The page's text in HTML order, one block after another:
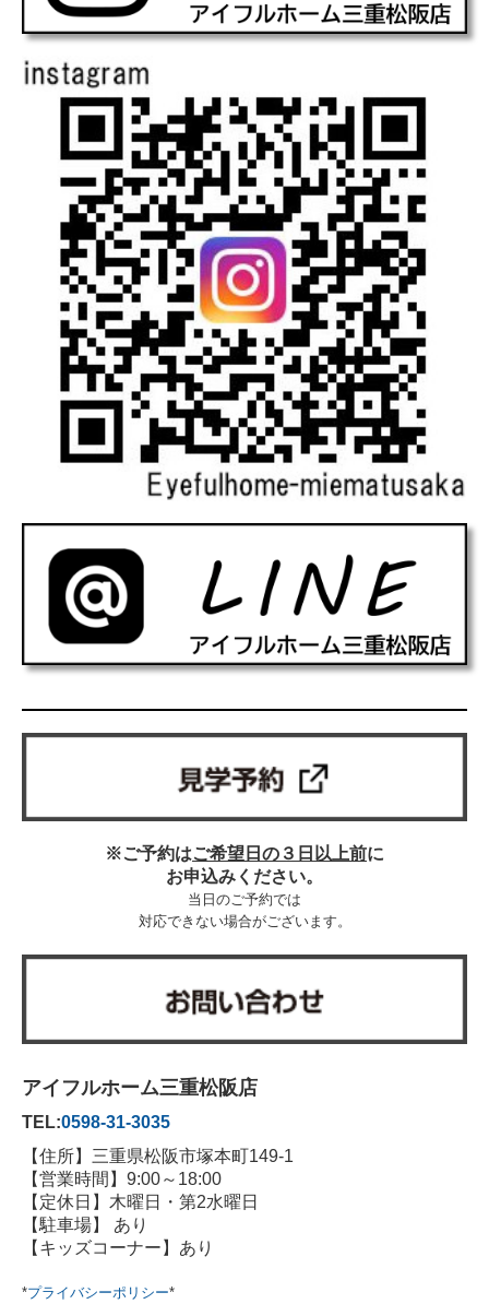
※ご予約はご希望日の３日以上前に
お申込みください。
当日のご予約では
対応できない場合がございます。
アイフルホーム三重松阪店
TEL:0598-31-3035
【住所】三重県松阪市塚本町149-1
【営業時間】9:00～18:00
【定休日】木曜日・第2水曜日
【駐車場】 あり
【キッズコーナー】あり
*プライバシーポリシー*